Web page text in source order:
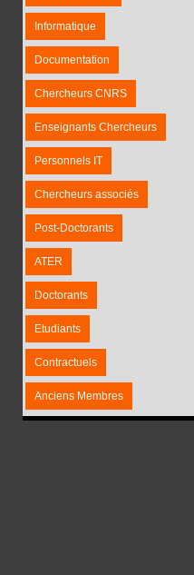
Informatique
Documentation
Chercheurs CNRS
Enseignants Chercheurs
Personnels IT
Chercheurs associés
Post-Doctorants
ATER
Doctorants
Etudiants
Contractuels
Anciens Membres